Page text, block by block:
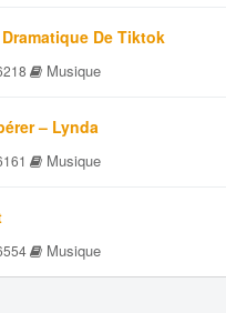
De Tiktok
Musique
– Lynda
Musique
Musique